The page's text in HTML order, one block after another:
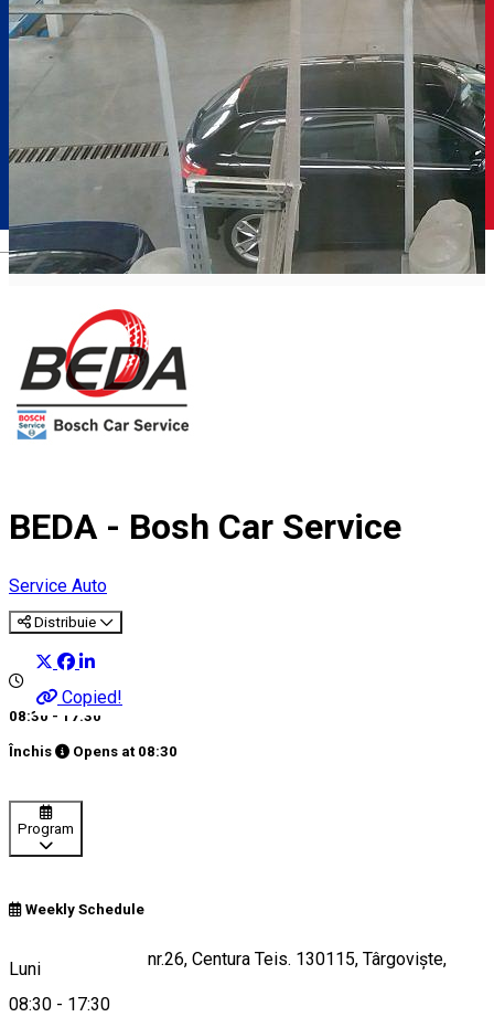
Română
BEDA - Bosh Car Service
Service Auto
Distribuie
Copied!
08:30 - 17:30
Închis Opens at 08:30
Program
Weekly Schedule
Luni
08:30 - 17:30
Bulevardul Eroilor nr.26, Centura Teis. 130115, Târgoviște,
Dâmbovița